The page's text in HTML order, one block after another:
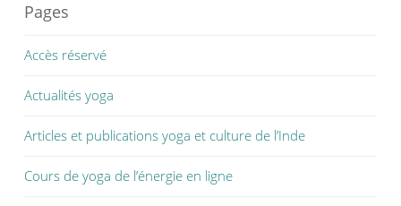
Pages
Accès réservé
Actualités yoga
Articles et publications yoga et culture de l’Inde
Cours de yoga de l’énergie en ligne